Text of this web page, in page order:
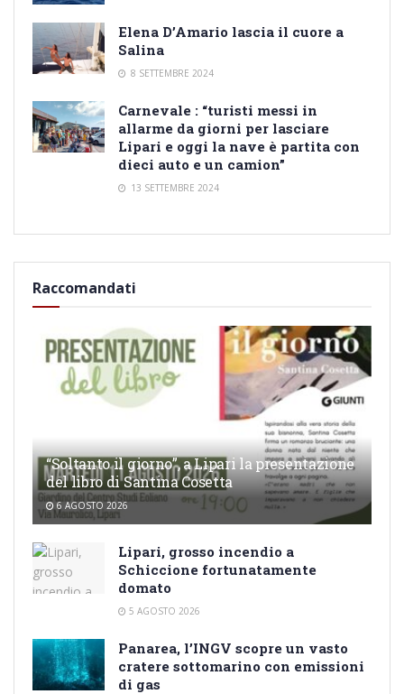
Elena D’Amario lascia il cuore a
Salina
8 SETTEMBRE 2024
Carnevale : “turisti messi in
allarme da giorni per lasciare
Lipari e oggi la nave è partita con
dieci auto e un camion”
13 SETTEMBRE 2024
Raccomandati
“Soltanto il giorno”, a Lipari la presentazione
del libro di Santina Cosetta
6 AGOSTO 2026
Lipari, grosso incendio a
Schiccione fortunatamente
domato
5 AGOSTO 2026
Panarea, l’INGV scopre un vasto
cratere sottomarino con emissioni
di gas